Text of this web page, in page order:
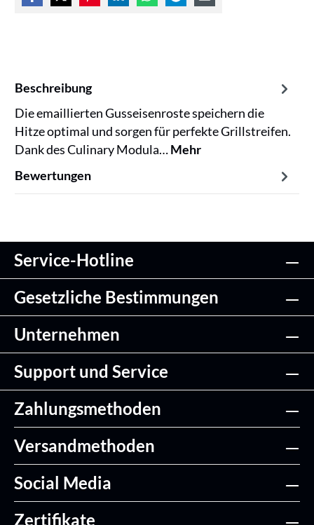
Beschreibung
Die emaillierten Gusseisenroste speichern die
Hitze optimal und sorgen für perfekte Grillstreifen.
Dank des Culinary Modula…Mehr
Bewertungen
Service-Hotline
Gesetzliche Bestimmungen
Unternehmen
Support und Service
Zahlungsmethoden
Versandmethoden
Social Media
Zertifikate